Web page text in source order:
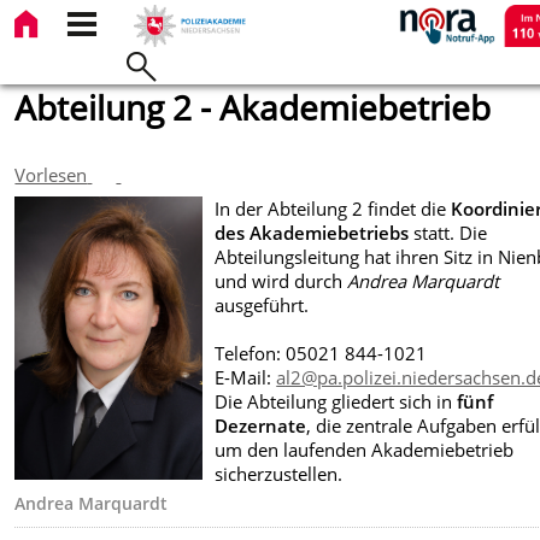
Abteilung 2 - Akademiebetrieb
Vorlesen
Andrea Marquardt
In derAbteilung 2 findet die
des Akademiebetriebs statt. Die
Abteilungsleitung hat ihren Sitz in
und wird durchAndrea Marquardt
ausgeführt.
Telefon: 05021 844-1021
E-Mail:
Die Abteilung gliedert sich infünf
Dezernate, die zentrale Aufgaben
um den laufenden Akademiebetrieb
sicherzustellen.